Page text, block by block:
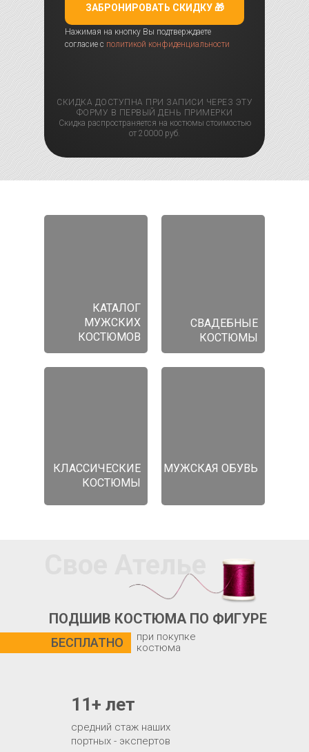
СКИДКА ДОСТУПНА ПРИ ЗАПИСИ ЧЕРЕЗ ЭТУ
ФОРМУ В ПЕРВЫЙ ДЕНЬ ПРИМЕРКИ
Скидка распространяется на костюмы стоимостью
от 20000 руб.
ЗАБРОНИРОВАТЬ СКИДКУ 🎁
Нажимая на кнопку Вы подтверждаете
согласие с политикой конфиденциальности
КАТАЛОГ
МУЖСКИХ
КОСТЮМОВ
СВАДЕБНЫЕ
КОСТЮМЫ
КЛАССИЧЕСКИЕ
КОСТЮМЫ
МУЖСКАЯ ОБУВЬ
Свое Ателье
ПОДШИВ КОСТЮМА ПО ФИГУРЕ
БЕСПЛАТНО
средний стаж наших
портных - экспертов
11+ лет
при покупке
костюма